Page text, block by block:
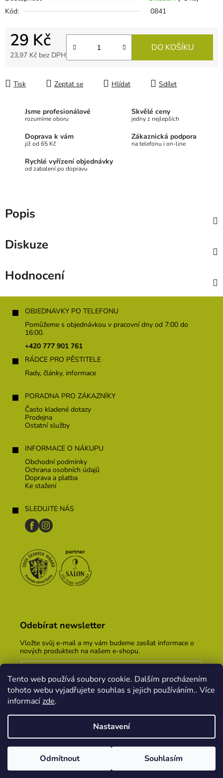
Tento web používá soubory cookie. Dalším procházením
tohoto webu vyjadřujete souhlas s jejich používáním.. Více
informacízde.
Nastavení
Odmítnout Souhlasím
Kód:
0841
29 Kč
23,97 Kč bez DPH
DO KOŠÍKU
Tisk Zeptat se Hlídat Sdílet
Jsme profesionálové
rozumíme oboru
Skvělé ceny
jedny z nejlepších
Doprava k vám
již od 65 Kč
Zákaznická podpora
na telefonu i on-line
Rychlé vyřízení objednávky
od zabalení po dopravu
Popis
Diskuze
Hodnocení
Z
OBJEDNÁVKY PO TELEFONU
Pomůžeme s objednávkou v pracovní dny od 7:00 do
16:00.
+420 777 901 761
RÁDCE PRO PĚSTITELE
Rady, články, informace
PORADNA PRO ZÁKAZNÍKY
Často kladené dotazy
Prodejna
Ostatní služby
INFORMACE O NÁKUPU
Obchodní podmínky
Ochrana osobních údajů
Doprava a platba
Ke stažení
SLEDUJTE NÁS
Odebírat newsletter
Vložte svůj e-mail a my vám budeme zasílat informace o
nových produktech na našem e-shopu.
Vložením e-mailu souhlasíte spodmínkami ochrany
osobních údajů
PŘIHLÁSIT SE
Vytvořil Shoptet
PekneWeby
práva vyhrazena.